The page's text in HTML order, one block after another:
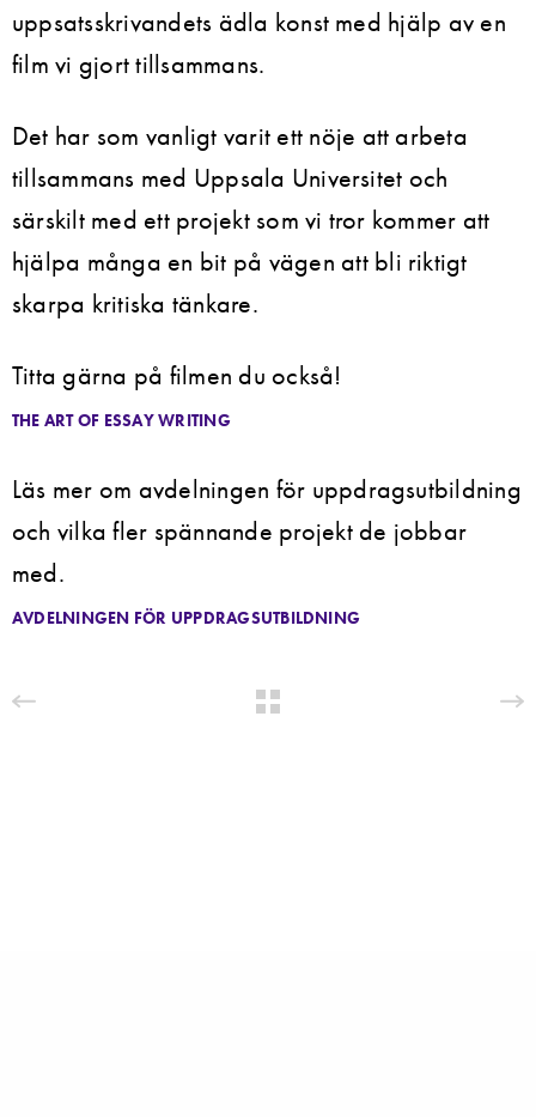
uppsatsskrivandets ädla konst med hjälp av en
film vi gjort tillsammans.
Det har som vanligt varit ett nöje att arbeta
tillsammans med Uppsala Universitet och
särskilt med ett projekt som vi tror kommer att
hjälpa många en bit på vägen att bli riktigt
skarpa kritiska tänkare.
Titta gärna på filmen du också!
THE ART OF ESSAY WRITING
Läs mer om avdelningen för uppdragsutbildning
och vilka fler spännande projekt de jobbar
med.
AVDELNINGEN FÖR UPPDRAGSUTBILDNING